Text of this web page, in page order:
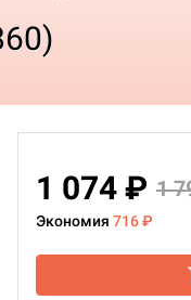
1 074 ₽ 1
Экономия 716 ₽